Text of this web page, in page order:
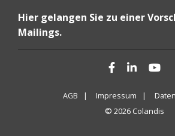
Hier gelangen Sie zu einer
Mailings.
AGB | Impressum |
© 2026 Colandis
Facebook
LinkedIn